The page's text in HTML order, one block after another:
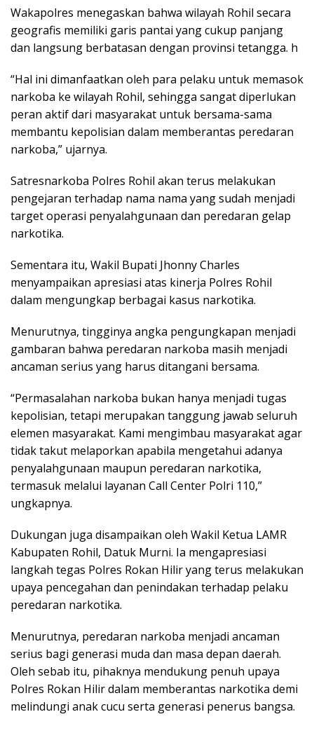
Wakapolres menegaskan bahwa wilayah Rohil secara
geografis memiliki garis pantai yang cukup panjang
dan langsung berbatasan dengan provinsi tetangga. h
“Hal ini dimanfaatkan oleh para pelaku untuk memasok
narkoba ke wilayah Rohil, sehingga sangat diperlukan
peran aktif dari masyarakat untuk bersama-sama
membantu kepolisian dalam memberantas peredaran
narkoba,” ujarnya.
Satresnarkoba Polres Rohil akan terus melakukan
pengejaran terhadap nama nama yang sudah menjadi
target operasi penyalahgunaan dan peredaran gelap
narkotika.
Sementara itu, Wakil Bupati Jhonny Charles
menyampaikan apresiasi atas kinerja Polres Rohil
dalam mengungkap berbagai kasus narkotika.
Menurutnya, tingginya angka pengungkapan menjadi
gambaran bahwa peredaran narkoba masih menjadi
ancaman serius yang harus ditangani bersama.
“Permasalahan narkoba bukan hanya menjadi tugas
kepolisian, tetapi merupakan tanggung jawab seluruh
elemen masyarakat. Kami mengimbau masyarakat agar
tidak takut melaporkan apabila mengetahui adanya
penyalahgunaan maupun peredaran narkotika,
termasuk melalui layanan Call Center Polri 110,”
ungkapnya.
Dukungan juga disampaikan oleh Wakil Ketua LAMR
Kabupaten Rohil, Datuk Murni. Ia mengapresiasi
langkah tegas Polres Rokan Hilir yang terus melakukan
upaya pencegahan dan penindakan terhadap pelaku
peredaran narkotika.
Menurutnya, peredaran narkoba menjadi ancaman
serius bagi generasi muda dan masa depan daerah.
Oleh sebab itu, pihaknya mendukung penuh upaya
Polres Rokan Hilir dalam memberantas narkotika demi
melindungi anak cucu serta generasi penerus bangsa.